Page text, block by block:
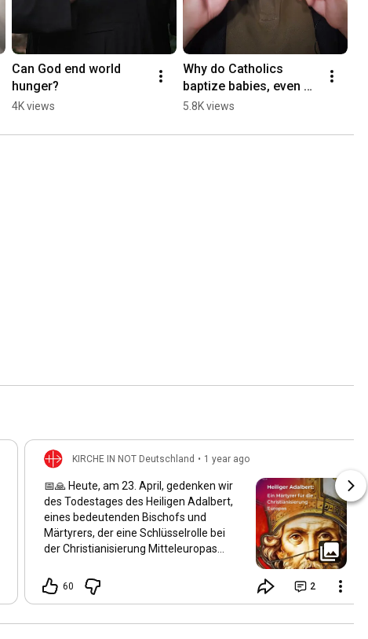
Can God end world
hunger?
4K views
Why do Catholics
baptize babies, even
though they can't
themselves yet? 🤔
5.8K views
KIRCHE IN NOT Deutschland • 1 year ago
📅🙏 Heute, am 23. April, gedenken wir
des Todestages des Heiligen Adalbert,
eines bedeutenden Bischofs und
Märtyrers, der eine Schlüsselrolle bei
der Christianisierung Mitteleuropas
wurde er der zweite Bischof von Prag
und setzte sich intensiv für die
Böhmen, Polen und Ungarn ein. Am 23.
60 2